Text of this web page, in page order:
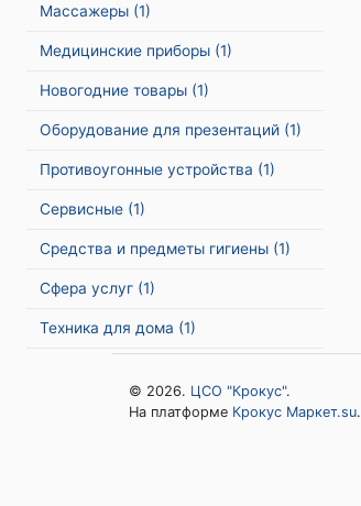
Массажеры (1)
Медицинские приборы (1)
Новогодние товары (1)
Оборудование для презентаций (1)
Противоугонные устройства (1)
Сервисные (1)
Средства и предметы гигиены (1)
Сфера услуг (1)
Техника для дома (1)
© 2026. ЦСО "Крокус".
На платформе Крокус Маркет.su.